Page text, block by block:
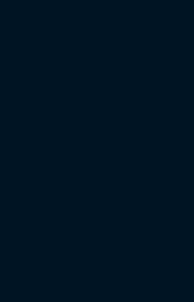
Gemeinsam
Die
eine
für
Filtern Sie die
Zugang,